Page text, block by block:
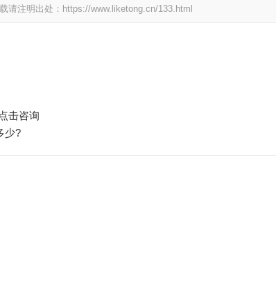
请注明出处：https://www.liketong.cn/133.html
击咨询
少?